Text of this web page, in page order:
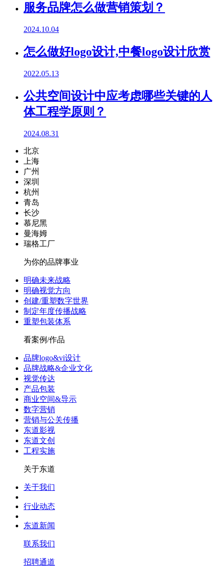
服务品牌怎么做营销策划？
2024.10.04
怎么做好logo设计,中餐logo设计欣赏
2022.05.13
公共空间设计中应考虑哪些关键的人
体工程学原则？
2024.08.31
北京
上海
广州
深圳
杭州
青岛
长沙
慕尼黑
曼海姆
瑞格工厂
为你的品牌事业
明确未来战略
明确视觉方向
创建/重塑数字世界
制定年度传播战略
重塑包装体系
看案例/作品
品牌logo&vi设计
品牌战略&企业文化
视觉传达
产品包装
商业空间&导示
数字营销
营销与公关传播
东道影视
东道文创
工程实施
关于东道
关于我们
行业动态
东道新闻
联系我们
招聘通道